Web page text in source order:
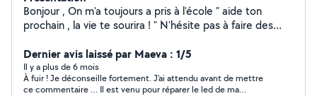
Bonjour , On m'a toujours a pris à l'école " aide ton
prochain , la vie te sourira ! " N'hésite pas à faire des
Dernier avis laissé par Maeva : 1/5
Il y a plus de 6 mois
À fuir ! Je déconseille fortement. J’ai attendu avant de mettre
ce commentaire … Il est venu pour réparer le led de ma